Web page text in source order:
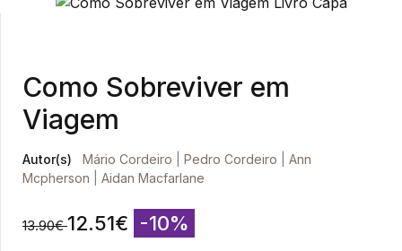
Como Sobreviver em
Viagem
Autor(s) Mário Cordeiro Pedro Cordeiro
Ann
Mcpherson
Aidan Macfarlane
13.90€ 12.51€ -10%